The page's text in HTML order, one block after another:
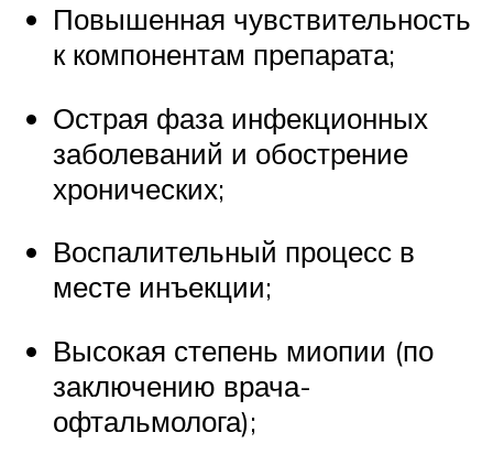
Повышенная чувствительность
к компонентам препарата;
Острая фаза инфекционных
заболеваний и обострение
хронических;
Воспалительный процесс в
месте инъекции;
Высокая степень миопии (по
заключению врача-
офтальмолога);